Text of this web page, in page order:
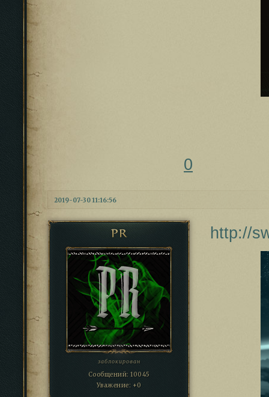
0
2019-07-30 11:16:56
PR
заблокирован
Сообщений: 10045
Уважение: +0
http://